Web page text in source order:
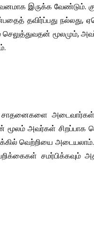
இருக்க வேண்டும்.
தவிர்ப்பது நல்லது,
செலுத்துவதன் மூலமும்,
சாதனைகளை
மூலம் அவர்கள் சிறப்பாக
வெற்றியை அடையலாம்.
சமர்பிக்கவும்